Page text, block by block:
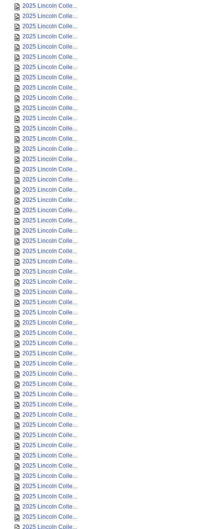
2025 Lincoln Colle...
2025 Lincoln Colle...
2025 Lincoln Colle...
2025 Lincoln Colle...
2025 Lincoln Colle...
2025 Lincoln Colle...
2025 Lincoln Colle...
2025 Lincoln Colle...
2025 Lincoln Colle...
2025 Lincoln Colle...
2025 Lincoln Colle...
2025 Lincoln Colle...
2025 Lincoln Colle...
2025 Lincoln Colle...
2025 Lincoln Colle...
2025 Lincoln Colle...
2025 Lincoln Colle...
2025 Lincoln Colle...
2025 Lincoln Colle...
2025 Lincoln Colle...
2025 Lincoln Colle...
2025 Lincoln Colle...
2025 Lincoln Colle...
2025 Lincoln Colle...
2025 Lincoln Colle...
2025 Lincoln Colle...
2025 Lincoln Colle...
2025 Lincoln Colle...
2025 Lincoln Colle...
2025 Lincoln Colle...
2025 Lincoln Colle...
2025 Lincoln Colle...
2025 Lincoln Colle...
2025 Lincoln Colle...
2025 Lincoln Colle...
2025 Lincoln Colle...
2025 Lincoln Colle...
2025 Lincoln Colle...
2025 Lincoln Colle...
2025 Lincoln Colle...
2025 Lincoln Colle...
2025 Lincoln Colle...
2025 Lincoln Colle...
2025 Lincoln Colle...
2025 Lincoln Colle...
2025 Lincoln Colle...
2025 Lincoln Colle...
2025 Lincoln Colle...
2025 Lincoln Colle...
2025 Lincoln Colle...
2025 Lincoln Colle...
2025 Lincoln Colle...